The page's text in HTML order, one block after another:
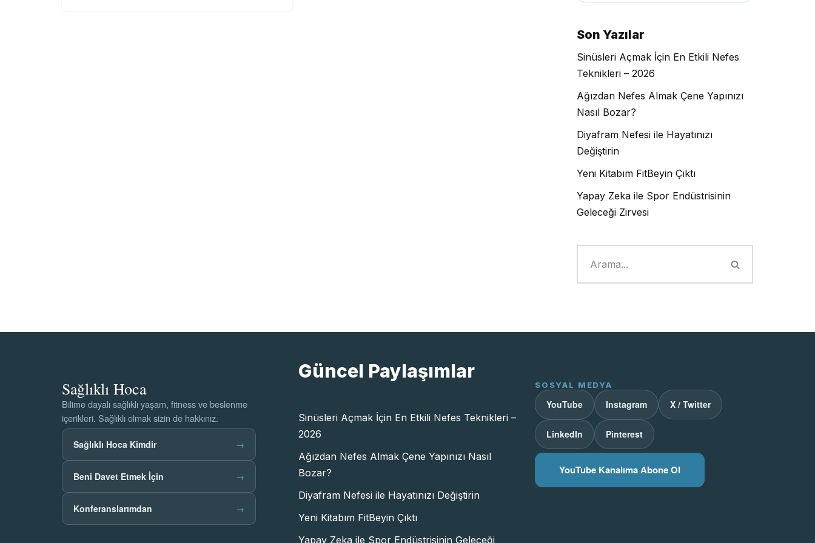
Son Yazılar
Sinüsleri Açmak İçin En Etkili Nefes
Teknikleri – 2026
Ağızdan Nefes Almak Çene Yapınızı
Nasıl Bozar?
Diyafram Nefesi ile Hayatınızı
Değiştirin
Yeni Kitabım FitBeyin Çıktı
Yapay Zeka ile Spor Endüstrisinin
Geleceği Zirvesi
Sağlıklı Hoca
Bilime dayalı sağlıklı yaşam, fitness ve beslenme
içerikleri. Sağlıklı olmak sizin de hakkınız.
Sağlıklı Hoca Kimdir →
Beni Davet Etmek İçin →
Konferanslarımdan →
Güncel Paylaşımlar
Sinüsleri Açmak İçin En Etkili Nefes Teknikleri –
2026
Ağızdan Nefes Almak Çene Yapınızı Nasıl
Bozar?
Diyafram Nefesi ile Hayatınızı Değiştirin
Yeni Kitabım FitBeyin Çıktı
Yapay Zeka ile Spor Endüstrisinin Geleceği
SOSYAL MEDYA
YouTube Instagram X / Twitter
LinkedIn Pinterest
YouTube Kanalıma Abone Ol